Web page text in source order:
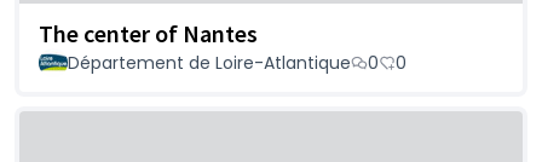
The center of Nantes
Département de Loire-Atlantique 0 0